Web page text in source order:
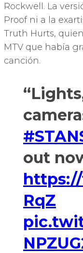
Rockwell. La
Proof ni a la
Truth Hurts,
MTV que había
canción.
out
RqZ